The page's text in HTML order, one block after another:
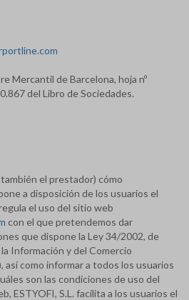
Mercantil de Barcelona, hoja nº
del Libro de Sociedades.
el prestador) cómo
a disposición de los usuarios el
el uso del sitio web
con el que pretendemos dar
que dispone la Ley 34/2002, de
Información y del Comercio
así como informar a todos los usuarios
son las condiciones de uso del
ESTYOFI, S.L. facilita a los usuarios el